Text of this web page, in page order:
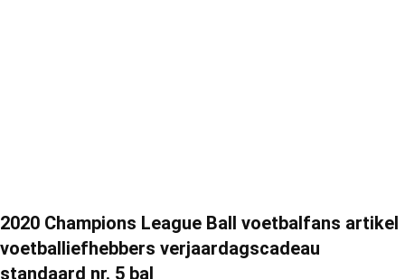
2020 Champions League Ball voetbalfans artikel
voetballiefhebbers verjaardagscadeau
standaard nr. 5 bal